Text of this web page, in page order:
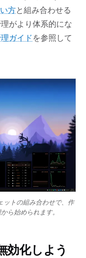
方と組み合わせる
がより体系的にな
ガイドを参照して
トの組み合わせで、作
ら始められます。
効化しよう